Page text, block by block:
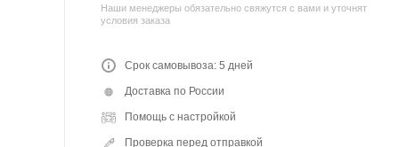
Наши менеджеры обязательно свяжутся с вами и уточнят
условия заказа
Срок самовывоза: 5 дней
Доставка по России
Помощь с настройкой
Проверка перед отправкой